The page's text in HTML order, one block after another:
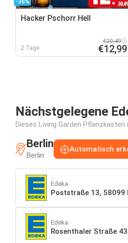
Hacker Pschorr Hell
2 Tage
€20,49
€12,99
Nächstgelegene
Dieses Living Garden
Berlin
Berlin
Automatisch
Edeka
Poststraße 13, 58099
Edeka
Rosenthaler Straße